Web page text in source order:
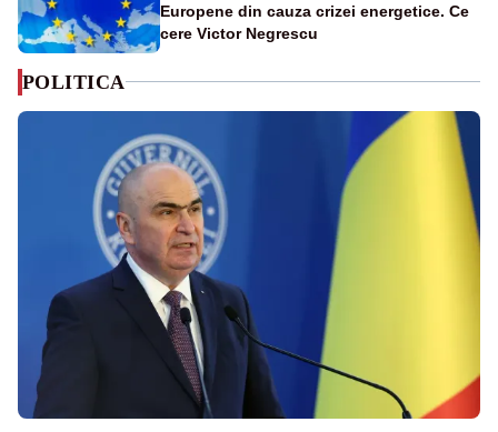
Europene din cauza crizei energetice. Ce
cere Victor Negrescu
POLITICA